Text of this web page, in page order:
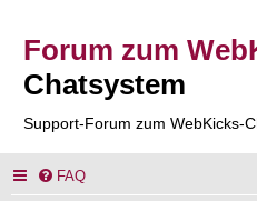
Forum zum
Chatsystem
Support-Forum zum WebKicks-
FAQ